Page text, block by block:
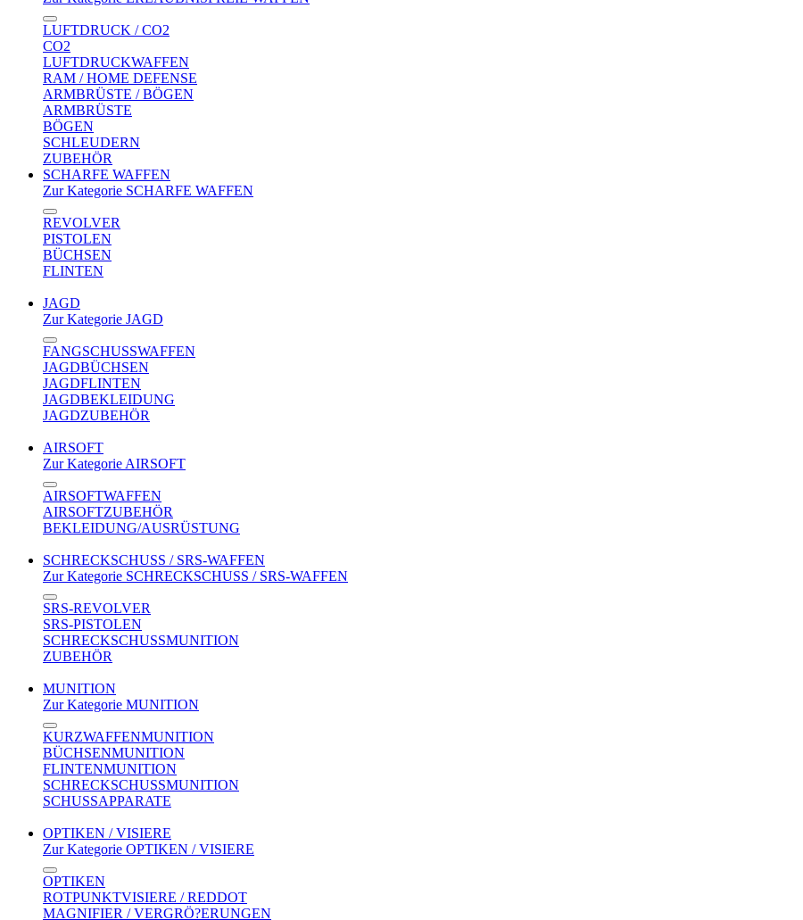
LUFTDRUCK / CO2
CO2
LUFTDRUCKWAFFEN
RAM / HOME DEFENSE
ARMBRÜSTE / BÖGEN
ARMBRÜSTE
BÖGEN
SCHLEUDERN
ZUBEHÖR
SCHARFE WAFFEN
Zur Kategorie SCHARFE WAFFEN
REVOLVER
PISTOLEN
BÜCHSEN
FLINTEN
JAGD
Zur Kategorie JAGD
FANGSCHUSSWAFFEN
JAGDBÜCHSEN
JAGDFLINTEN
JAGDBEKLEIDUNG
JAGDZUBEHÖR
AIRSOFT
Zur Kategorie AIRSOFT
AIRSOFTWAFFEN
AIRSOFTZUBEHÖR
BEKLEIDUNG/AUSRÜSTUNG
SCHRECKSCHUSS / SRS-WAFFEN
Zur Kategorie SCHRECKSCHUSS / SRS-WAFFEN
SRS-REVOLVER
SRS-PISTOLEN
SCHRECKSCHUSSMUNITION
ZUBEHÖR
MUNITION
Zur Kategorie MUNITION
KURZWAFFENMUNITION
BÜCHSENMUNITION
FLINTENMUNITION
SCHRECKSCHUSSMUNITION
SCHUSSAPPARATE
OPTIKEN / VISIERE
Zur Kategorie OPTIKEN / VISIERE
OPTIKEN
ROTPUNKTVISIERE / REDDOT
MAGNIFIER / VERGRÖ?ERUNGEN